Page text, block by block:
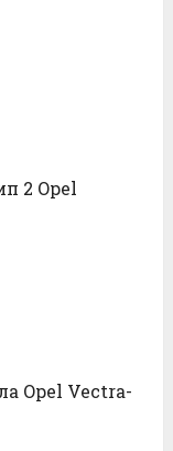
2 Opel
Opel Vectra-